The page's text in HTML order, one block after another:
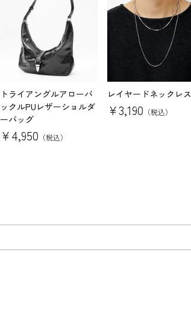
トライアングルアローバ
ックルPUレザーショルダ
ーバッグ
¥4,950 （税込）
レイヤードネックレス
¥3,190 （税込）